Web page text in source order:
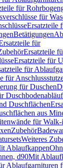
für
für
Ersatzteile
Betätigungen
für
Ersatzteile
Ersatzteile für
für
für
für Duschen
Duschflächen
aus
für
Zubehör
Weiteres
Ablaufkappen
d90Mit
Ablaufgarnituren